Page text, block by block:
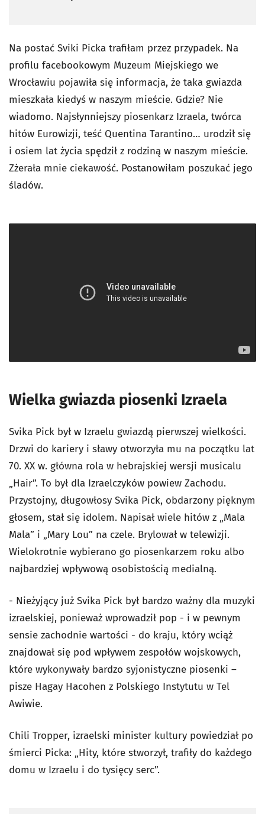
Na postać Sviki Picka trafiłam przez przypadek. Na
profilu facebookowym Muzeum Miejskiego we
Wrocławiu pojawiła się informacja, że taka gwiazda
mieszkała kiedyś w naszym mieście. Gdzie? Nie
wiadomo. Najsłynniejszy piosenkarz Izraela, twórca
hitów Eurowizji, teść Quentina Tarantino… urodził się
i osiem lat życia spędził z rodziną w naszym mieście.
Zżerała mnie ciekawość. Postanowiłam poszukać jego
śladów.
Wielka gwiazda piosenki Izraela
Svika Pick był w Izraelu gwiazdą pierwszej wielkości.
Drzwi do kariery i sławy otworzyła mu na początku lat
70. XX w. główna rola w hebrajskiej wersji musicalu
„Hair”. To był dla Izraelczyków powiew Zachodu.
Przystojny, długowłosy Svika Pick, obdarzony pięknym
głosem, stał się idolem. Napisał wiele hitów z „Mala
Mala” i „Mary Lou” na czele. Brylował w telewizji.
Wielokrotnie wybierano go piosenkarzem roku albo
najbardziej wpływową osobistością medialną.
- Nieżyjący już Svika Pick był bardzo ważny dla muzyki
izraelskiej, ponieważ wprowadził pop - i w pewnym
sensie zachodnie wartości - do kraju, który wciąż
znajdował się pod wpływem zespołów wojskowych,
które wykonywały bardzo syjonistyczne piosenki –
pisze Hagay Hacohen z Polskiego Instytutu w Tel
Awiwie.
Chili Tropper, izraelski minister kultury powiedział po
śmierci Picka: „Hity, które stworzył, trafiły do ​​każdego
domu w Izraelu i do tysięcy serc”.